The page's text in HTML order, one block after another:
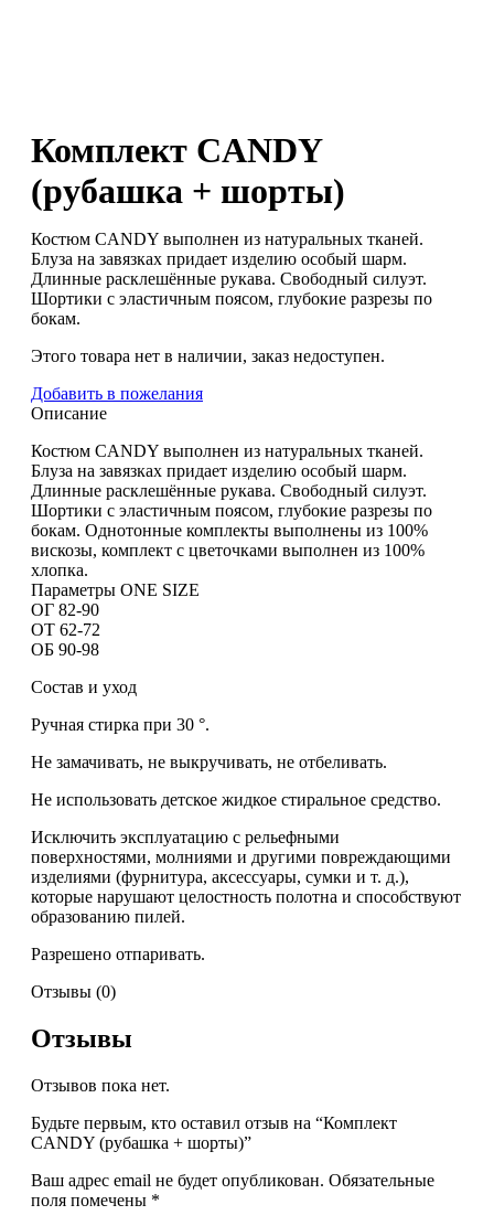
Комплект CANDY
(рубашка + шорты)
Костюм CANDY выполнен из натуральных тканей.
Блуза на завязках придает изделию особый шарм.
Длинные расклешённые рукава. Свободный силуэт.
Шортики с эластичным поясом, глубокие разрезы по
бокам.
Этого товара нет в наличии, заказ недоступен.
Добавить в пожелания
Описание
Костюм CANDY выполнен из натуральных тканей.
Блуза на завязках придает изделию особый шарм.
Длинные расклешённые рукава. Свободный силуэт.
Шортики с эластичным поясом, глубокие разрезы по
бокам. Однотонные комплекты выполнены из 100%
вискозы, комплект с цветочками выполнен из 100%
хлопка.
Параметры ONE SIZE
ОГ 82-90
ОТ 62-72
ОБ 90-98
Состав и уход
Ручная стирка при 30 °.
Не замачивать, не выкручивать, не отбеливать.
Не использовать детское жидкое стиральное средство.
Исключить эксплуатацию с рельефными
поверхностями, молниями и другими повреждающими
изделиями (фурнитура, аксессуары, сумки и т. д.),
которые нарушают целостность полотна и способствуют
образованию пилей.
Разрешено отпаривать.
Отзывы (0)
Отзывы
Отзывов пока нет.
Будьте первым, кто оставил отзыв на “Комплект
CANDY (рубашка + шорты)”
Ваш адрес email не будет опубликован. Обязательные
поля помечены *